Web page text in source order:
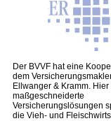
Der BVVF hat eine
dem
Ellwanger & Kramm.
maßgeschneiderte
Versicherungslösungen
die Vieh- und